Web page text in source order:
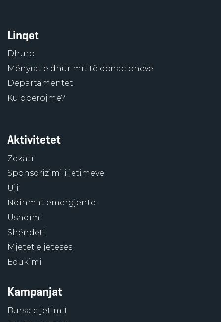
Linqet
Dhuro
Mënyrat e dhurimit të donacioneve
Departamentet
Ku operojmë?
Aktivitetet
Zekati
Sponsorizimi i jetimëve
Uji
Ndihmat emergjente
Ushqimi
Shëndeti
Mjetet e jetesës
Edukimi
Kampanjat
Bursa e jetimit